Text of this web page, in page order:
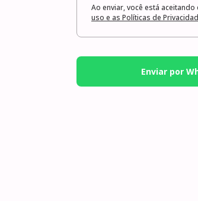
Ao enviar, você está aceitando
uso e as Políticas de
Enviar por